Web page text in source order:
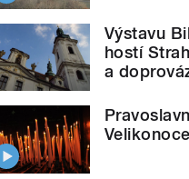
Výstavu
hostí
a
Velikonoce